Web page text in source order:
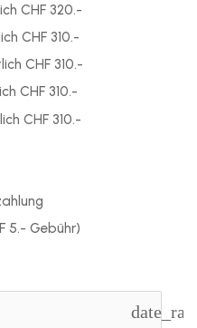
CHF 320.-
CHF 310.-
CHF 310.-
CHF 310.-
CHF 310.-
5.- Gebühr)